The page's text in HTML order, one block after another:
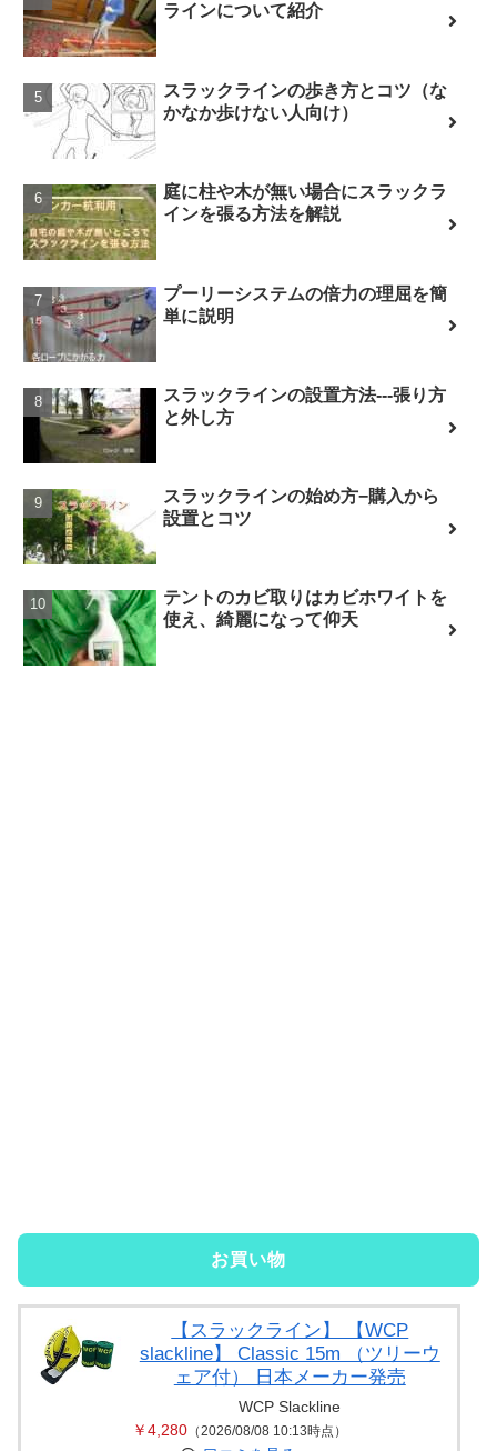
ラインについて紹介
スラックラインの歩き方とコツ（な
かなか歩けない人向け）
庭に柱や木が無い場合にスラックラ
インを張る方法を解説
プーリーシステムの倍力の理屈を簡
単に説明
スラックラインの設置方法---張り方
と外し方
スラックラインの始め方−購入から
設置とコツ
テントのカビ取りはカビホワイトを
使え、綺麗になって仰天
お買い物
【スラックライン】 【WCP
slackline】 Classic 15m （ツリーウ
ェア付） 日本メーカー発売
WCP Slackline
￥4,280（2026/08/08 10:13時点）